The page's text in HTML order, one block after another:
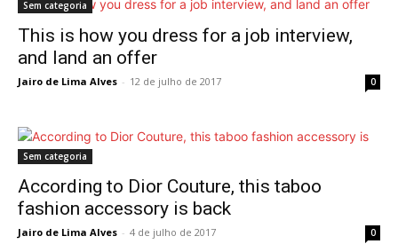
Sem categoria
This is how you dress for a job interview,
and land an offer
Jairo de Lima Alves - 12 de julho de 2017 0
Sem categoria
According to Dior Couture, this taboo
fashion accessory is back
Jairo de Lima Alves - 4 de julho de 2017 0